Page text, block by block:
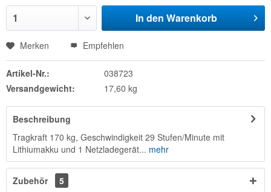
In den Warenkorb
Merken Empfehlen
Artikel-Nr.:
038723
Versandgewicht:
17,60 kg
Beschreibung
Tragkraft 170 kg, Geschwindigkeit 29 Stufen/Minute mit
Lithiumakku und 1 Netzladegerät... mehr
Zubehör 5